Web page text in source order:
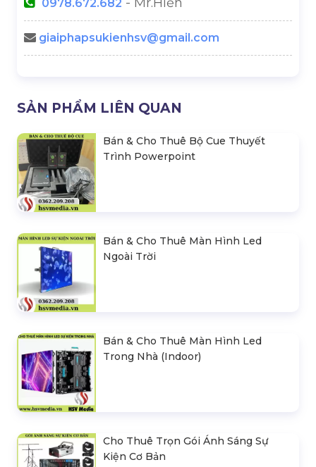
0978.672.682
giaiphapsukienhsv@gmail.com
SẢN PHẨM LIÊN QUAN
Bán & Cho Thuê Bộ Cue Thuyết
Trình Powerpoint
Bán & Cho Thuê Màn Hình Led
Ngoài Trời
Bán & Cho Thuê Màn Hình Led
Trong Nhà (Indoor)
Cho Thuê Trọn Gói Ánh Sáng Sự
Kiện Cơ Bản